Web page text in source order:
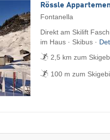
Rössle
Fontanella
Direkt am Skilift
im Haus · Skibus ·
2,5 km zum
100 m zum